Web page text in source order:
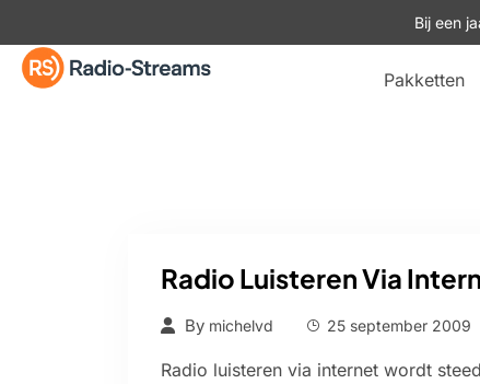
Bij een
Pakketten
Radio Luisteren Via
By michelvd 25 september 2009
Radio luisteren via internet wordt